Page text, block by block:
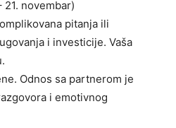
novembar)
pitanja ili
i investicije. Vaša
Odnos sa partnerom je
i emotivnog